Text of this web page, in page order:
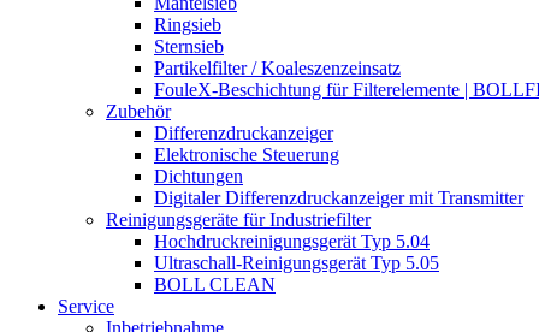
Ringsieb
Sternsieb
Partikelfilter / Koaleszenzeinsatz
FouleX-Beschichtung für Filterelemente |
Zubehör
Differenzdruckanzeiger
Elektronische Steuerung
Dichtungen
Digitaler Differenzdruckanzeiger mit Transmitter
Reinigungsgeräte für Industriefilter
Hochdruckreinigungsgerät Typ 5.04
Ultraschall-Reinigungsgerät Typ 5.05
BOLL CLEAN
Service